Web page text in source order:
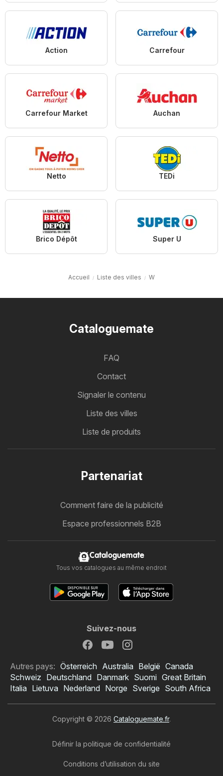
Action Carrefour
Carrefour Market Auchan
Netto TEDi
Brico Dépôt Super U
Accueil Liste des villes W
Cataloguemate
FAQ
Contact
Signaler le contenu
Liste des villes
Liste de produits
Partenariat
Comment faire de la publicité
Espace professionnels B2B
Cataloguemate
Tous vos catalogues au même endroit
Suivez-nous
Autres pays: Österreich Australia België Canada
Schweiz Deutschland Danmark Suomi Great Britain
Italia Lietuva Nederland Norge Sverige South Africa
Copyright © 2026 Cataloguemate.fr.
Définir la politique de confidentialité
Conditions d’utilisation du site